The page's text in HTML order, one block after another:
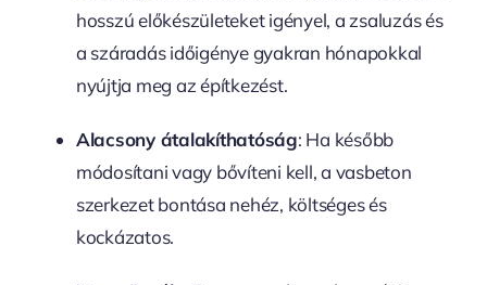
hosszú előkészületeket igényel, a zsaluzás és
a száradás időigénye gyakran hónapokkal
nyújtja meg az építkezést.
Alacsony átalakíthatóság: Ha később
módosítani vagy bővíteni kell, a vasbeton
szerkezet bontása nehéz, költséges és
kockázatos.